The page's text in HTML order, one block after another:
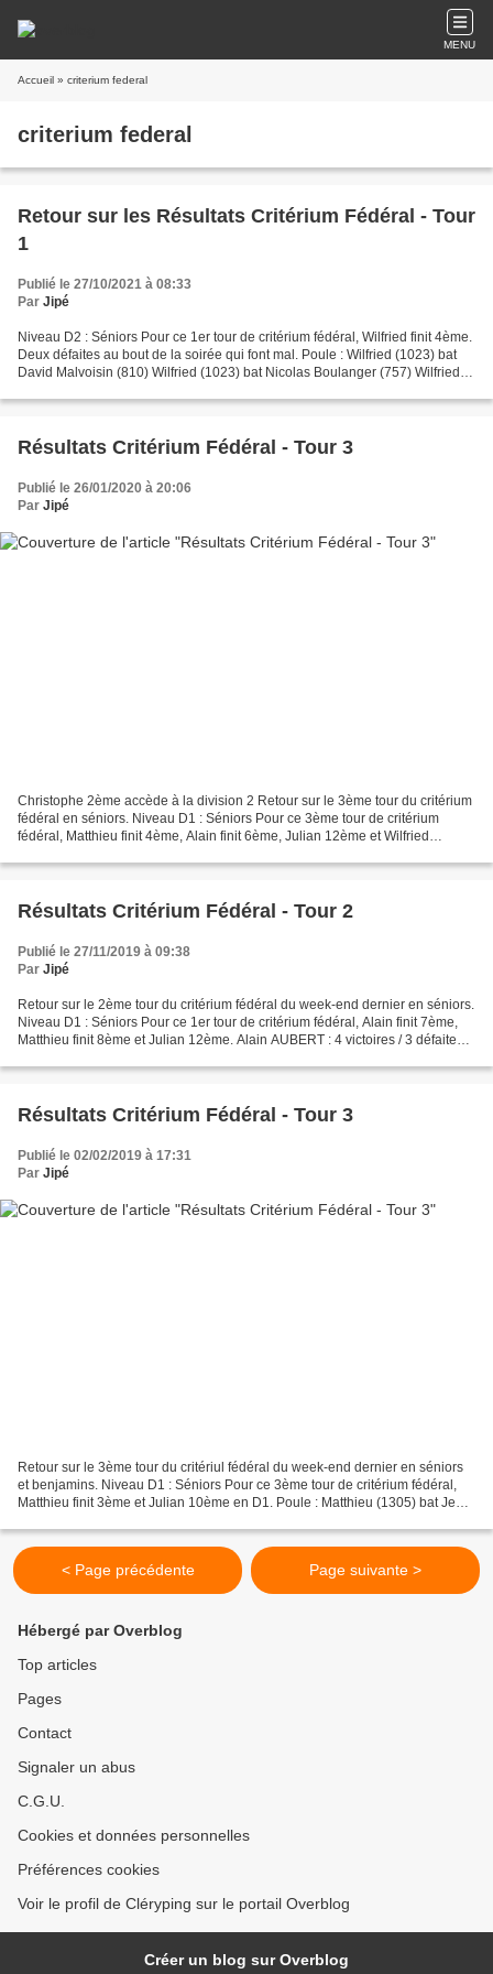
MENU
Accueil » criterium federal
criterium federal
Retour sur les Résultats Critérium Fédéral - Tour
1
Publié le 27/10/2021 à 08:33
Par Jipé
Niveau D2 : Séniors Pour ce 1er tour de critérium fédéral, Wilfried finit 4ème.
Deux défaites au bout de la soirée qui font mal. Poule : Wilfried (1023) bat
David Malvoisin (810) Wilfried (1023) bat Nicolas Boulanger (757) Wilfried
Résultats Critérium Fédéral - Tour 3
Publié le 26/01/2020 à 20:06
Par Jipé
Christophe 2ème accède à la division 2 Retour sur le 3ème tour du critérium
fédéral en séniors. Niveau D1 : Séniors Pour ce 3ème tour de critérium
fédéral, Matthieu finit 4ème, Alain finit 6ème, Julian 12ème et Wilfried
Résultats Critérium Fédéral - Tour 2
Publié le 27/11/2019 à 09:38
Par Jipé
Retour sur le 2ème tour du critérium fédéral du week-end dernier en séniors.
Niveau D1 : Séniors Pour ce 1er tour de critérium fédéral, Alain finit 7ème,
Matthieu finit 8ème et Julian 12ème. Alain AUBERT : 4 victoires / 3 défaites
Résultats Critérium Fédéral - Tour 3
Publié le 02/02/2019 à 17:31
Par Jipé
Retour sur le 3ème tour du critériul fédéral du week-end dernier en séniors
et benjamins. Niveau D1 : Séniors Pour ce 3ème tour de critérium fédéral,
Matthieu finit 3ème et Julian 10ème en D1. Poule : Matthieu (1305) bat Jean-
< Page précédente Page suivante >
Hébergé par Overblog
Top articles
Pages
Contact
Signaler un abus
C.G.U.
Cookies et données personnelles
Préférences cookies
Voir le profil de Cléryping sur le portail Overblog
Créer un blog sur Overblog